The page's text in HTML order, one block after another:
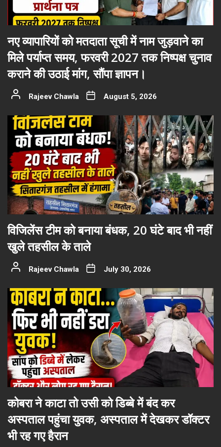
नए व्यापारियों को मतदाता सूची में नाम जुड़वाने का
मिले पर्याप्त समय, फरवरी 2027 तक निष्पक्ष चुनाव
कराने की उठाई मांग, सौंपा ज्ञापन।
Rajeev Chawla August 5, 2026
विजिलेंस टीम को बनाया बंधक, 20 घंटे बाद भी नहीं
खुले तहसील के ताले
Rajeev Chawla July 30, 2026
कोबरा ने काटा तो उसी को डिब्बे में बंद कर
अस्पताल पहुंचा युवक, अस्पताल में देखकर डॉक्टर
भी रह गए हैरान